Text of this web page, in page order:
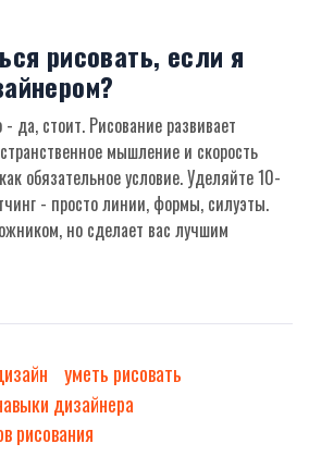
рисовать, если я
да, стоит. Рисование развивает
мышление и скорость
обязательное условие. Уделяйте 10-
- просто линии, формы, силуэты.
но сделает вас лучшим
уметь рисовать
дизайнера
рисования